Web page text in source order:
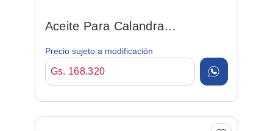
Aceite Para Calandra
Precio sujeto a modificación
Gs. 168.320